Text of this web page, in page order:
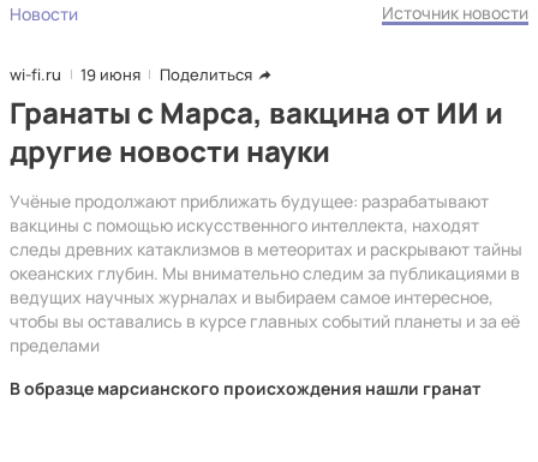
Новости Источник новости
wi-fi.ru 19 июня Поделиться
Гранаты с Марса, вакцина от ИИ и
другие новости науки
Учёные продолжают приближать будущее: разрабатывают
вакцины с помощью искусственного интеллекта, находят
следы древних катаклизмов в метеоритах и раскрывают тайны
океанских глубин. Мы внимательно следим за публикациями в
ведущих научных журналах и выбираем самое интересное,
чтобы вы оставались в курсе главных событий планеты и за её
пределами
В образце марсианского происхождения нашли гранат